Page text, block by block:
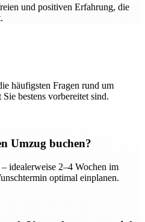
und positiven Erfahrung, die
häufigsten Fragen rund um
bestens vorbereitet sind.
Umzug buchen?
idealerweise 2–4 Wochen im
optimal einplanen.